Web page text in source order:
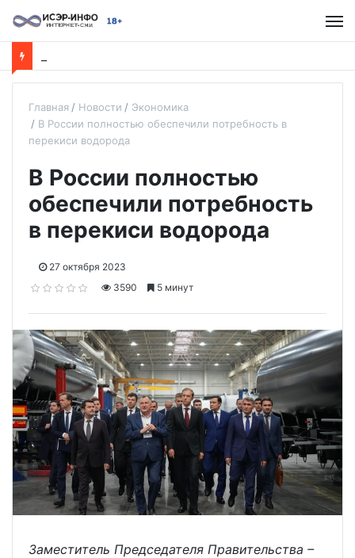
Главная Новости
Экономика
В России полностью обеспечили потребность в
перекиси водорода
В России полностью
обеспечили потребность
в перекиси водорода
27 октября 2023
3590
5 минут
Заместитель Председателя Правительства –